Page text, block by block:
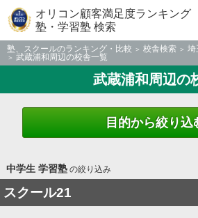
オリコン顧客満足度ランキング
塾・学習塾 検索
塾、スクールのランキング・比較 校舎検索
埼
武蔵浦和周辺の校舎一覧
武蔵浦和周辺の
目的から絞り込
中学生 学習塾の絞り込み
スクール21